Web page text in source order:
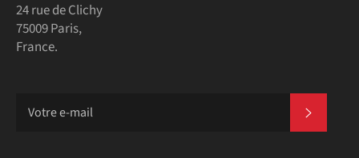
24 rue de Clichy
75009 Paris,
France.